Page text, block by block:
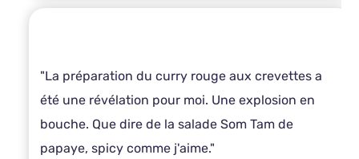
"La préparation du curry rouge aux crevettes a
été une révélation pour moi. Une explosion en
bouche. Que dire de la salade Som Tam de
papaye, spicy comme j'aime."